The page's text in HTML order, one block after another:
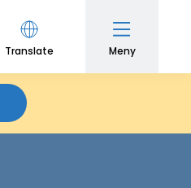
Translate Meny